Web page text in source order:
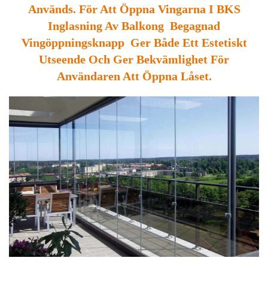
Används. För Att Öppna Vingarna I BKS
Inglasning Av Balkong Begagnad
Vingöppningsknapp Ger Både Ett Estetiskt
Utseende Och Ger Bekvämlighet För
Användaren Att Öppna Låset.